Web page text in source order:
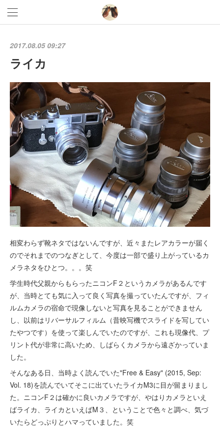
2017.08.05 09:27
ライカ
相変わらず靴ネタではないんですが、近々またレアカラーが届く
のでそれまでのつなぎとして、今度は一部で盛り上がっているカ
メラネタをひとつ。。。笑
学生時代父親からもらったニコンF２というカメラがあるんです
が、当時とても気に入って良く写真を撮っていたんですが、フィ
ルムカメラの宿命で現像しないと写真を見ることができません
し、以前はリバーサルフィルム（昔映写機でスライドを写してい
たやつです）を使って楽しんでいたのですが、これも現像代、プ
リント代が非常に高いため、しばらくカメラから遠ざかっていま
した。
そんなある日、当時よく読んでいた"Free & Easy" (2015, Sep:
Vol. 18)を読んでいてそこに出ていたライカM3に目が留まりまし
た。ニコンF２は確かに良いカメラですが、やはりカメラといえ
ばライカ、ライカといえばM３、ということで色々と調べ、気づ
いたらどっぷりとハマっていました。笑